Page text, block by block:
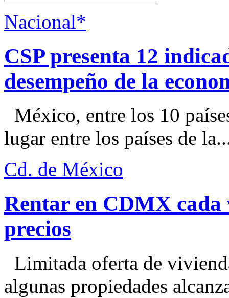
Nacional*
CSP presenta 12
desempeño de la
México, entre los 10
lugar entre los países de
Cd. de México
Rentar en CDMX cada
precios
Limitada oferta de
algunas propiedades